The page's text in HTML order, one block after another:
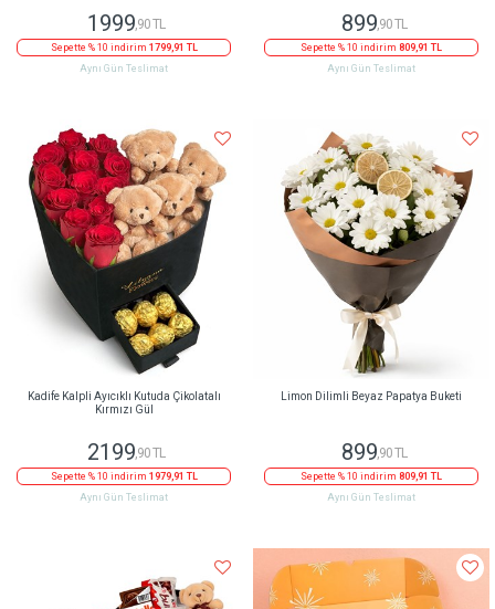
1999 ,90 TL
Sepette % 10 indirim 1799,91 TL
Aynı Gün Teslimat
899,90 TL
Sepette % 10 indirim 809,91 TL
Aynı Gün Teslimat
Kadife Kalpli Ayıcıklı Kutuda Çikolatalı
Kırmızı Gül
2199,90 TL
Sepette % 10 indirim 1979,91 TL
Aynı Gün Teslimat
Limon Dilimli Beyaz Papatya Buketi
899,90 TL
Sepette % 10 indirim 809,91 TL
Aynı Gün Teslimat